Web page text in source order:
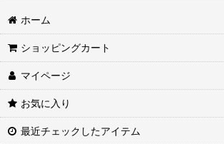
ホーム
ショッピングカート
マイページ
お気に入り
最近チェックしたアイテム